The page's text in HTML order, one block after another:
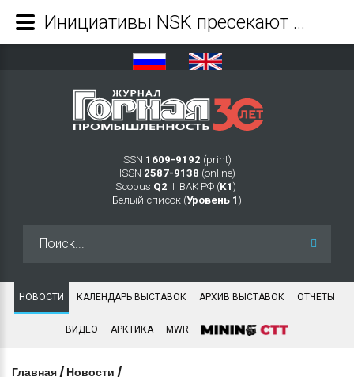
ISSN 1609-9192 (print)
ISSN 2587-9138 (online)
Scopus Q2 Ι ВАК РФ (K1 )
Белый список (Уровень 1 )
НОВОСТИ КАЛЕНДАРЬ ВЫСТАВОК АРХИВ ВЫСТАВОК ОТЧЕТЫ
ВИДЕО АРКТИКА MWR
Главная / Новости /
Инициативы NSK пресекают производство фальшивых подшипников - Журнал Горная промышленность